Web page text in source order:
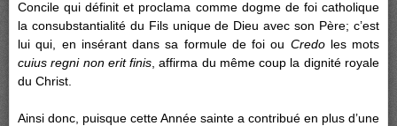
Concile qui définit et proclama comme dogme de foi catholique
la consubstantialité du Fils unique de Dieu avec son Père; c’est
lui qui, en insérant dans sa formule de foi ou Credoles mots
cuius regni non erit finis , affirma du même coup la dignité royale
du Christ.
Ainsi donc, puisque cette Année sainte a contribué en plus d’une